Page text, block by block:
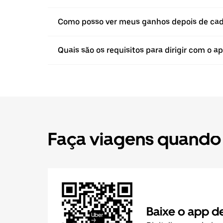
Como posso ver meus ganhos depois de
Quais são os requisitos para dirigir com o
Faça viagens
Baixe o app